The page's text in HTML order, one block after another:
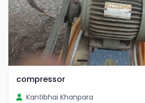
compressor
Kantibhai Khanpara